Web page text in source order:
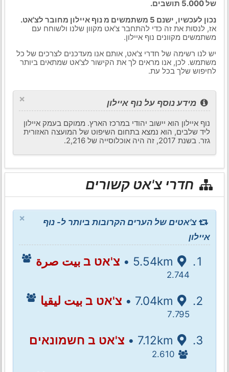
של 5.000 תושבים.
נכון לעכשיו, ישנם 5 משתמשים מ נוף איילון מחובר לצ'אט.
אז, לנסות את זה כדי להתחבר צ'אט מקוון שלנו ולשוחח עם
משתמשים מקוונים נוף איילון.
יש לנו רשימה של חדרי צ'אט, אותם אנו מעדכנים לצרכים של כל
משתמש. לכן, אנו מראים לך את הקישור לצ'אט שמתאים ביותר
לחיפוש שלך בכל עת.
× מידע נוסף על נוף איילון
נוף איילון הוא יישוב יהודי במרכז הארץ. ממוקם בעמק איילון
ליד שלבים, הוא נמצא בתחום השיפוט של המועצה האזורית
גזר. בשנת 2017, זה היה אוכלוסייה של 2,216.
חדרי צ'אט קשורים
×
צ'אטים של הערים הקרובות ביותר ל- נוף
איילון
5.54km • צ'אט ב بيت صرة
2.744
7.04km • צ'אט ב بيت ليقيا
7.795
7.12km • צ'אט ב חשמונאים